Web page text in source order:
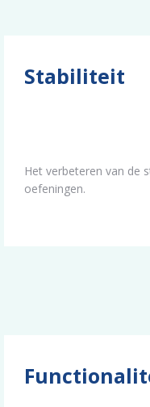
Stabiliteit
Het verbeteren van de
oefeningen.